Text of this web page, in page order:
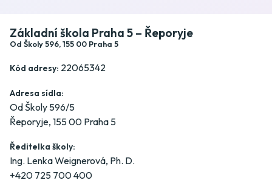
Základní škola Praha 5 – Řeporyje
Od Školy 596, 155 00 Praha 5
Kód adresy: 22065342
Adresa sídla:
Od Školy 596/5
Řeporyje, 155 00 Praha 5
Ředitelka školy:
Ing. Lenka Weignerová, Ph. D.
+420 725 700 400